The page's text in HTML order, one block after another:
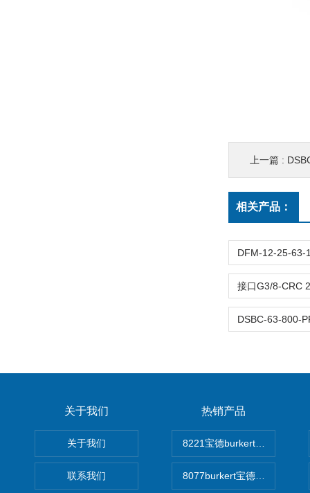
上一篇 : DSBC-
相关产品：
关于我们
关于我们
联系我们
热销产品
8221宝德burkert电导率探头
8077burkert宝德椭圆齿轮脉